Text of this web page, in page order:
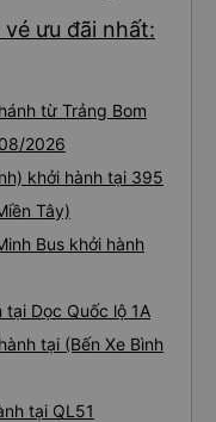
ưu đãi nhất:
từ Trảng Bom
2026
khởi hành tại 395
Tây)
Bus khởi hành
Dọc Quốc lộ 1A
tại (Bến Xe Bình
tại QL51